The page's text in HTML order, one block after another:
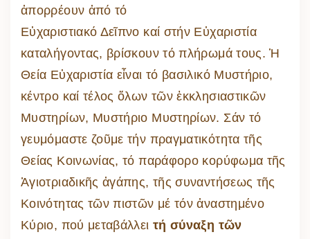
ἀπορρέουν ἀπό τό
Εὐχαριστιακό Δεῖπνο καί στήν Εὐχαριστία
καταλήγοντας, βρίσκουν τό πλήρωμά τους. Ἡ
Θεία Εὐχαριστία εἶναι τό βασιλικό Μυστήριο,
κέντρο καί τέλος ὅλων τῶν ἐκκλησιαστικῶν
Μυστηρίων, Μυστήριο Μυστηρίων. Σάν τό
γευμόμαστε ζοῦμε τήν πραγματικότητα τῆς
Θείας Κοινωνίας, τό παράφορο κορύφωμα τῆς
Ἁγιοτριαδικῆς ἀγάπης, τῆς συναντήσεως τῆς
Κοινότητας τῶν πιστῶν μέ τόν ἀναστημένο
Κύριο, πού μεταβάλλει τή σύναξη τῶν